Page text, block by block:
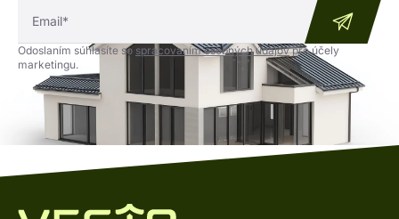
Odoslaním súhlasíte so spracovaním osobných údajovpre účely
marketingu.